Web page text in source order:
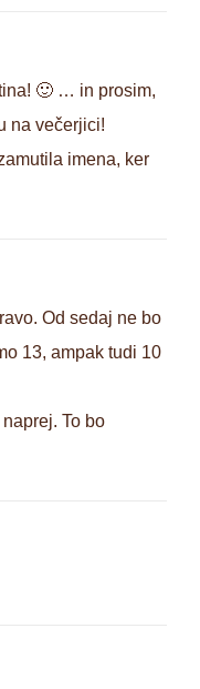
🙂 … in prosim,
na večerjici!
imena, ker
Od sedaj ne bo
13, ampak tudi 10
To bo